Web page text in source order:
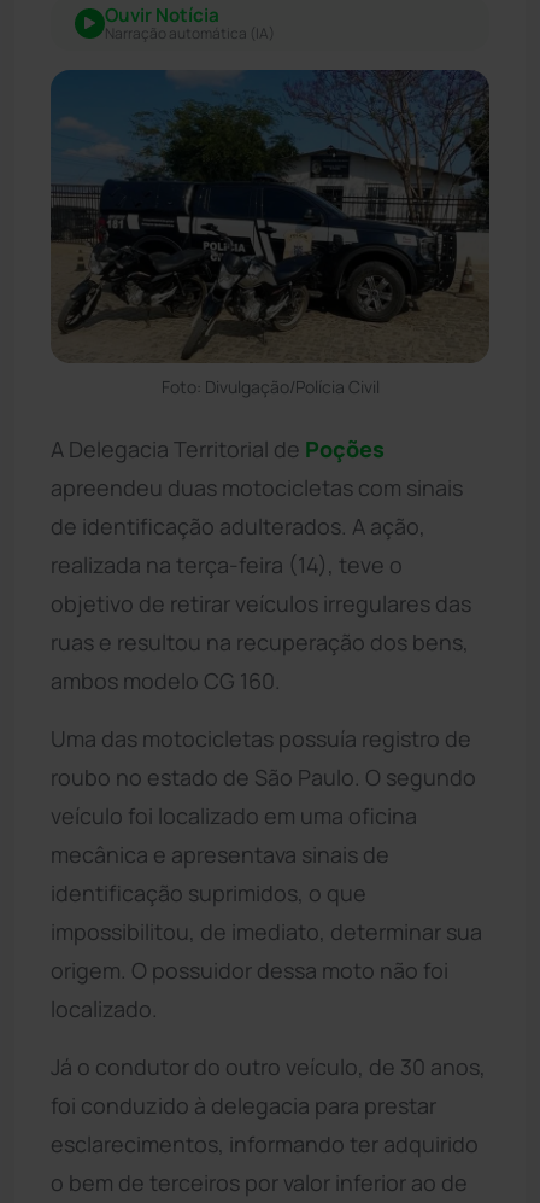
Ouvir Notícia
Narração automática (IA)
Foto: Divulgação/Polícia Civil
A Delegacia Territorial de Poções
apreendeu duas motocicletas com sinais
de identificação adulterados. A ação,
realizada na terça-feira (14), teve o
objetivo de retirar veículos irregulares das
ruas e resultou na recuperação dos bens,
ambos modelo CG 160.
Uma das motocicletas possuía registro de
roubo no estado de São Paulo. O segundo
veículo foi localizado em uma oficina
mecânica e apresentava sinais de
identificação suprimidos, o que
impossibilitou, de imediato, determinar sua
origem. O possuidor dessa moto não foi
localizado.
Já o condutor do outro veículo, de 30 anos,
foi conduzido à delegacia para prestar
esclarecimentos, informando ter adquirido
o bem de terceiros por valor inferior ao de